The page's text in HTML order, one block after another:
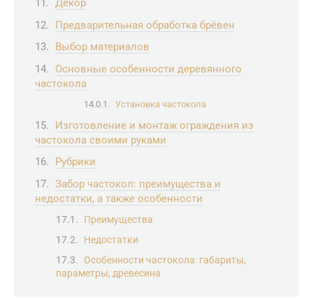
Декор
Предварительная обработка брёвен
Выбор материалов
Основные особенности деревянного
частокола
Установка частокола
Изготовление и монтаж ограждения из
частокола своими руками
Рубрики
Забор частокол: преимущества и
недостатки, а также особенности
Преимущества
Недостатки
Особенности частокола: габариты,
параметры, древесина